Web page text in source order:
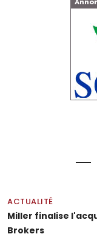
ACTUALITÉ
Miller finalise
Brokers